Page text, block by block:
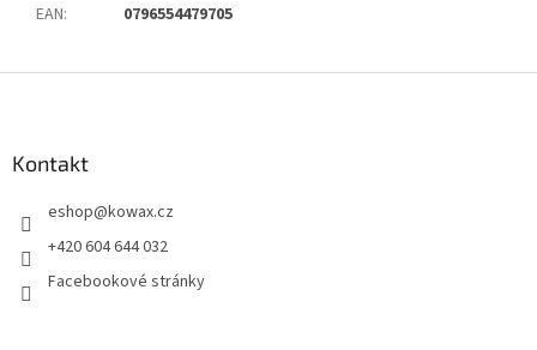
EAN: 0796554479705
Kontakt
eshop@kowax.cz
+420 604 644 032
Facebookové stránky